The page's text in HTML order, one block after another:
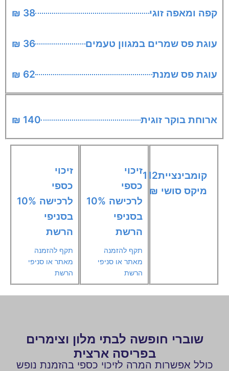
קפה ומאפה זוגי 38 ₪
עוגת פס שמרים במגוון טעמים 36 ₪
עוגת פס שמנת 62 ₪
ארוחת בוקר זוגית 140 ₪
קומבינציית
מיקס סושי
112
₪
זיכוי
כספי
לרכישה
בסניפי
הרשת
10%
תקף להזמנה
מאתר או סניפי
הרשת
זיכוי
כספי
לרכישה
בסניפי
הרשת
10%
תקף להזמנה
מאתר או סניפי
הרשת
שוברי חופשה לבתי מלון וצימרים
בפריסה ארצית
כולל אפשרות המרה לזיכוי כספי בהזמנת נופש